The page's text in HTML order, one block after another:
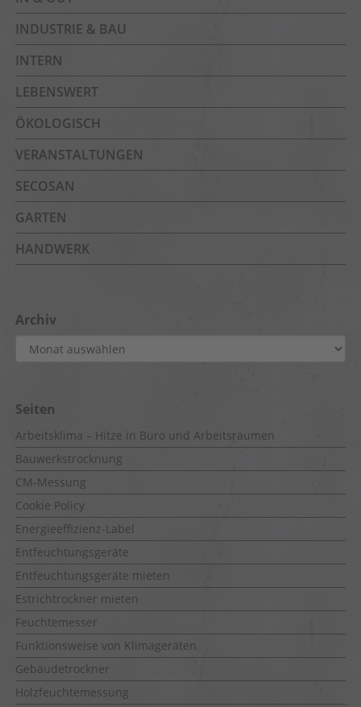
INDUSTRIE & BAU
INTERN
LEBENSWERT
ÖKOLOGISCH
VERANSTALTUNGEN
SECOSAN
GARTEN
HANDWERK
Archiv
Archiv
Seiten
Arbeitsklima – Hitze in Büro und Arbeitsräumen
Bauwerkstrocknung
CM-Messung
Cookie Policy
Energieeffizienz-Label
Entfeuchtungsgeräte
Entfeuchtungsgeräte mieten
Estrichtrockner mieten
Feuchtemesser
Funktionsweise von Klimageräten
Gebäudetrockner
Holzfeuchtemessung